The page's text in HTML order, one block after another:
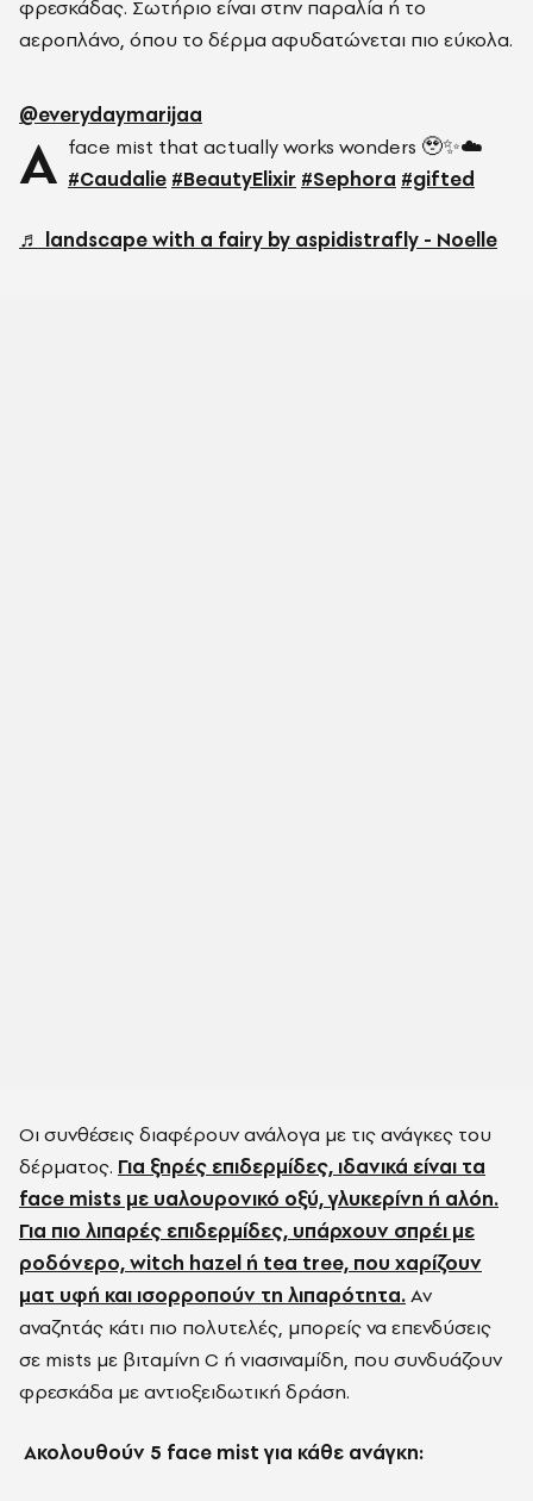
φρεσκάδας. Σωτήριο είναι στην παραλία ή το
αεροπλάνο, όπου το δέρμα αφυδατώνεται πιο εύκολα.
@everydaymarijaa
A face mist that actually works wonders 🥹✨☁️
#Caudalie #BeautyElixir #Sephora #gifted
♬ landscape with a fairy by aspidistrafly - Noelle
Οι συνθέσεις διαφέρουν ανάλογα με τις ανάγκες του
δέρματος. Για ξηρές επιδερμίδες, ιδανικά είναι τα
face mists με υαλουρονικό οξύ, γλυκερίνη ή αλόη.
Για πιο λιπαρές επιδερμίδες, υπάρχουν σπρέι με
ροδόνερο, witch hazel ή tea tree, που χαρίζουν
ματ υφή και ισορροπούν τη λιπαρότητα.Αν
αναζητάς κάτι πιο πολυτελές, μπορείς να επενδύσεις
σε mists με βιταμίνη C ή νιασιναμίδη, που συνδυάζουν
φρεσκάδα με αντιοξειδωτική δράση.
Ακολουθούν 5 face mist για κάθε ανάγκη: